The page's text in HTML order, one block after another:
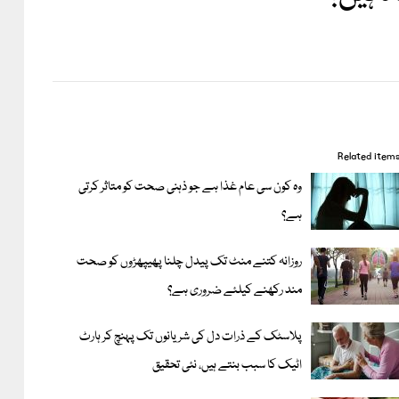
Related items
وہ کون سی عام غذا ہے جو ذہنی صحت کو متاثر کرتی
ہے؟
روزانہ کتنے منٹ تک پیدل چلنا پھیپھڑوں کو صحت
مند رکھنے کیلئے ضروری ہے؟
پلاسٹک کے ذرات دل کی شریانوں تک پہنچ کر ہارٹ
اٹیک کا سبب بنتے ہیں، نئی تحقیق